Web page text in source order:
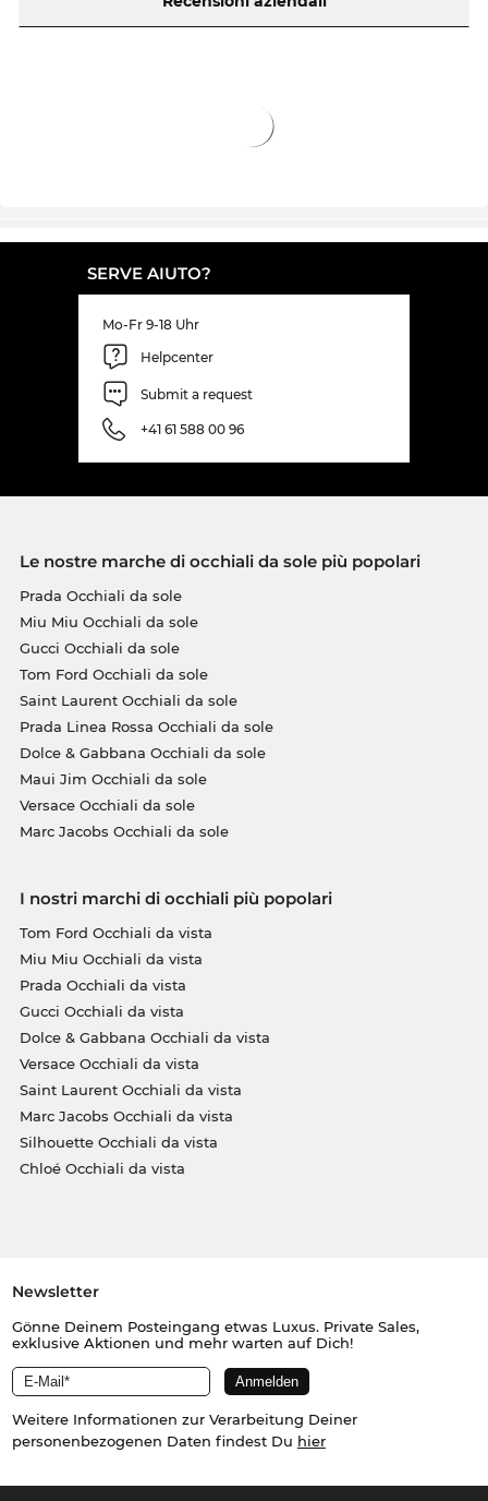
SERVE AIUTO?
Mo-Fr 9-18 Uhr
Helpcenter
Submit a request
+41 61 588 00 96
Le nostre marche di occhiali da sole più popolari
Prada Occhiali da sole
Miu Miu Occhiali da sole
Gucci Occhiali da sole
Tom Ford Occhiali da sole
Saint Laurent Occhiali da sole
Prada Linea Rossa Occhiali da sole
Dolce & Gabbana Occhiali da sole
Maui Jim Occhiali da sole
Versace Occhiali da sole
Marc Jacobs Occhiali da sole
I nostri marchi di occhiali più popolari
Tom Ford Occhiali da vista
Miu Miu Occhiali da vista
Prada Occhiali da vista
Gucci Occhiali da vista
Dolce & Gabbana Occhiali da vista
Versace Occhiali da vista
Saint Laurent Occhiali da vista
Marc Jacobs Occhiali da vista
Silhouette Occhiali da vista
Chloé Occhiali da vista
Newsletter
Gönne Deinem Posteingang etwas Luxus. Private Sales,
exklusive Aktionen und mehr warten auf Dich!
Weitere Informationen zur Verarbeitung Deiner
personenbezogenen Daten findest Du hier